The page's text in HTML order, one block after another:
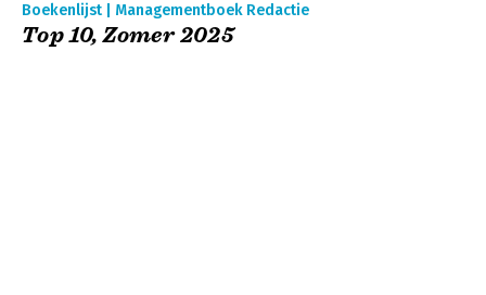
Boekenlijst | Managementboek Redactie
Top 10, Zomer 2025